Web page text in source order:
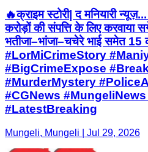
🔥क्राइम स्टोरी| द मनियारी
करोड़ों की संपत्ति के लिए
भतीजा–भांजा–चचेरे भाई समेत 15
#LorMiCrimeStory
#BigCrimeExpose
#MurderMystery
#CGNews
#LatestBreaking
Mungeli, Mungeli | Jul 29, 2026